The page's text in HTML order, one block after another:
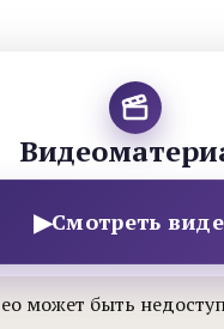
▶Смотреть
может быть